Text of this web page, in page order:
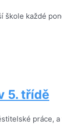
škole každé
5. třídě
práce,